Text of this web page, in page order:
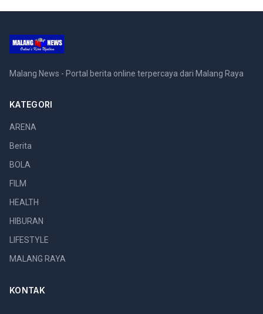
Malang News - Portal berita online terpercaya dari Malang Raya
KATEGORI
ARENA
Berita
BOLA
FILM
HEALTH
HIBURAN
LIFESTYLE
MALANG RAYA
KONTAK